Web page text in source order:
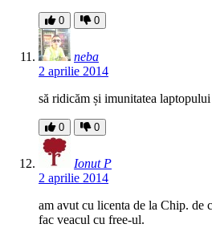
0 0
neba
2 aprilie 2014
să ridicăm și imunitatea laptopului
0 0
Ionut P
2 aprilie 2014
am avut cu licenta de la Chip. de
fac veacul cu free-ul.